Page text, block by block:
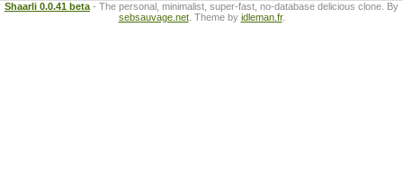
Shaarli 0.0.41 beta - The personal, minimalist, super-fast, no-database delicious clone. By
sebsauvage.net. Theme by idleman.fr.